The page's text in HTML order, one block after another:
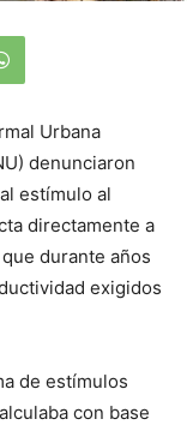
Urbana
denunciaron
estímulo al
directamente a
durante años
exigidos
de estímulos
con base